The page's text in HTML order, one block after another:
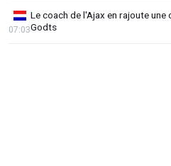
Le coach de l'Ajax en rajoute une
Godts
07:03